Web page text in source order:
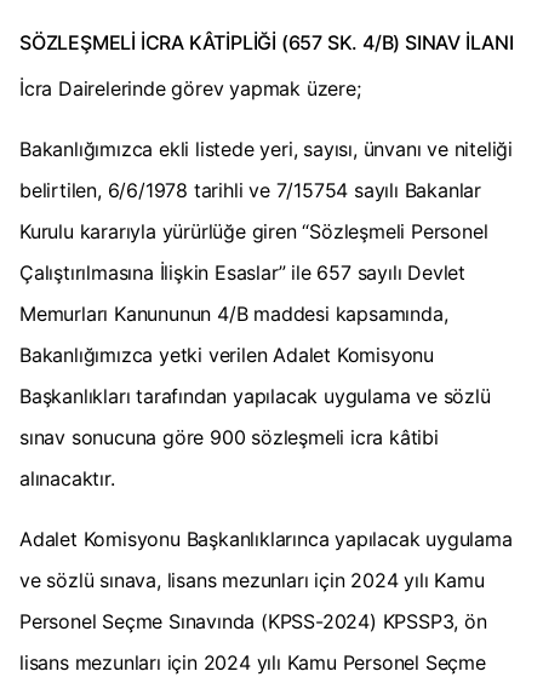
SÖZLEŞMELİ İCRA KÂTİPLİĞİ (657 SK. 4/B) SINAV İLANI
İcra Dairelerinde görev yapmak üzere;
Bakanlığımızca ekli listede yeri, sayısı, ünvanı ve niteliği
belirtilen, 6/6/1978 tarihli ve 7/15754 sayılı Bakanlar
Kurulu kararıyla yürürlüğe giren “Sözleşmeli Personel
Çalıştırılmasına İlişkin Esaslar” ile 657 sayılı Devlet
Memurları Kanununun 4/B maddesi kapsamında,
Bakanlığımızca yetki verilen Adalet Komisyonu
Başkanlıkları tarafından yapılacak uygulama ve sözlü
sınav sonucuna göre 900 sözleşmeli icra kâtibi
alınacaktır.
Adalet Komisyonu Başkanlıklarınca yapılacak uygulama
ve sözlü sınava, lisans mezunları için 2024 yılı Kamu
Personel Seçme Sınavında (KPSS-2024) KPSSP3, ön
lisans mezunları için 2024 yılı Kamu Personel Seçme